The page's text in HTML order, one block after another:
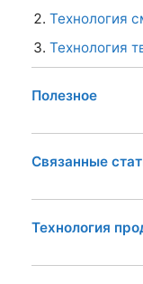
Технология
Технология
Полезное
Связанные
Технология